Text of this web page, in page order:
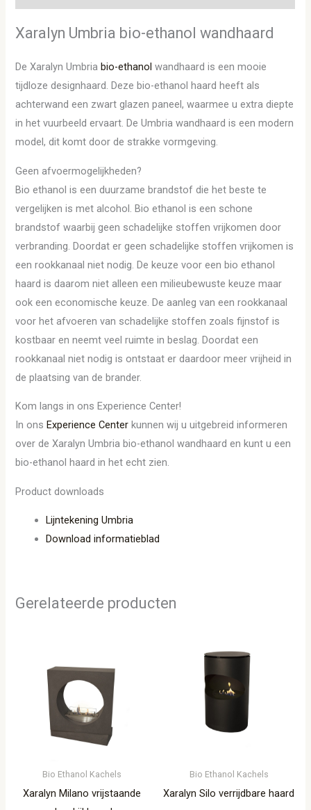
Xaralyn Umbria bio-ethanol wandhaard
De Xaralyn Umbriabio-ethanol wandhaard is een mooie
tijdloze designhaard. Deze bio-ethanol haard heeft als
achterwand een zwart glazen paneel, waarmee u extra diepte
in het vuurbeeld ervaart. De Umbria wandhaard is een modern
model, dit komt door de strakke vormgeving.
Geen afvoermogelijkheden?
Bio ethanol is een duurzame brandstof die het beste te
vergelijken is met alcohol. Bio ethanol is een schone
brandstof waarbij geen schadelijke stoffen vrijkomen door
verbranding. Doordat er geen schadelijke stoffen vrijkomen is
een rookkanaal niet nodig. De keuze voor een bio ethanol
haard is daarom niet alleen een milieubewuste keuze maar
ook een economische keuze. De aanleg van een rookkanaal
voor het afvoeren van schadelijke stoffen zoals fijnstof is
kostbaar en neemt veel ruimte in beslag. Doordat een
rookkanaal niet nodig is ontstaat er daardoor meer vrijheid in
de plaatsing van de brander.
Kom langs in ons Experience Center!
In onsExperience Center kunnen wij u uitgebreid informeren
over de Xaralyn Umbria bio-ethanol wandhaard en kunt u een
bio-ethanol haard in het echt zien.
Product downloads
Lijntekening Umbria
Download informatieblad
Gerelateerde producten
Bio Ethanol Kachels
Xaralyn Milano vrijstaande
Bio Ethanol Kachels
Xaralyn Silo verrijdbare haard